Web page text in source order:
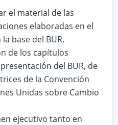
el material de las
elaboradas en el
base del BUR.
de los capítulos
del BUR, de
de la Convención
Unidas sobre Cambio
ejecutivo tanto en